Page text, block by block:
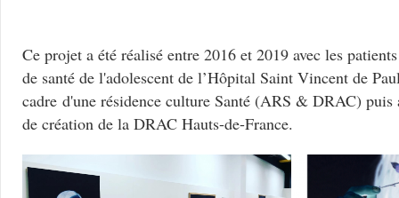
Ce projet a été réalisé entre 2016 et 2019 avec les
de santé de l'adolescent de l’Hôpital Saint Vincent de
cadre d'une résidence culture Santé (ARS & DRAC) puis
de création de la DRAC Hauts-de-France.